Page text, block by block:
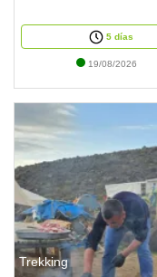
5 días
19/08/2026
Trekking